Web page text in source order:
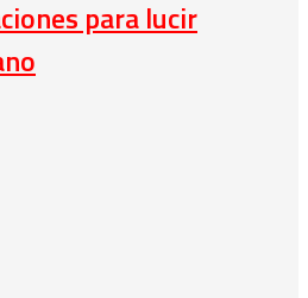
para lucir